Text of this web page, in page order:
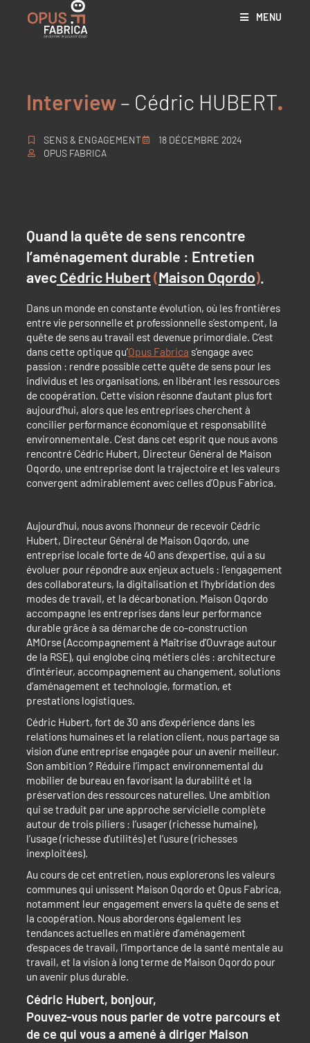
MENU
Interview– Cédric HUBERT
SENS & ENGAGEMENT
18 DÉCEMBRE 2024
OPUS FABRICA
Quand la quête de sens rencontre
l’aménagement durable : Entretien
avecCédric Hubert(Maison Oqordo).
Dans un monde en constante évolution, où les frontières
entre vie personnelle et professionnelle s’estompent, la
quête de sens au travail est devenue primordiale. C’est
dans cette optique qu’Opus Fabrica s’engage avec
passion : rendre possible cette quête de sens pour les
individus et les organisations, en libérant les ressources
de coopération. Cette vision résonne d’autant plus fort
aujourd’hui, alors que les entreprises cherchent à
concilier performance économique et responsabilité
environnementale. C’est dans cet esprit que nous avons
rencontré Cédric Hubert, Directeur Général de Maison
Oqordo, une entreprise dont la trajectoire et les valeurs
convergent admirablement avec celles d’Opus Fabrica.
Aujourd’hui, nous avons l’honneur de recevoir Cédric
Hubert, Directeur Général de Maison Oqordo, une
entreprise locale forte de 40 ans d’expertise, qui a su
évoluer pour répondre aux enjeux actuels : l’engagement
des collaborateurs, la digitalisation et l’hybridation des
modes de travail, et la décarbonation. Maison Oqordo
accompagne les entreprises dans leur performance
durable grâce à sa démarche de co-construction
AMOrse (Accompagnement à Maîtrise d’Ouvrage autour
de la RSE), qui englobe cinq métiers clés : architecture
d’intérieur, accompagnement au changement, solutions
d’aménagement et technologie, formation, et
prestations logistiques.
Cédric Hubert, fort de 30 ans d’expérience dans les
relations humaines et la relation client, nous partage sa
vision d’une entreprise engagée pour un avenir meilleur.
Son ambition ? Réduire l’impact environnemental du
mobilier de bureau en favorisant la durabilité et la
préservation des ressources naturelles. Une ambition
qui se traduit par une approche servicielle complète
autour de trois piliers : l’usager (richesse humaine),
l’usage (richesse d’utilités) et l’usure (richesses
inexploitées).
Au cours de cet entretien, nous explorerons les valeurs
communes qui unissent Maison Oqordo et Opus Fabrica,
notamment leur engagement envers la quête de sens et
la coopération. Nous aborderons également les
tendances actuelles en matière d’aménagement
d’espaces de travail, l’importance de la santé mentale au
travail, et la vision à long terme de Maison Oqordo pour
un avenir plus durable.
Cédric Hubert, bonjour,
Pouvez-vous nous parler de votre parcours et
de ce qui vous a amené à diriger Maison